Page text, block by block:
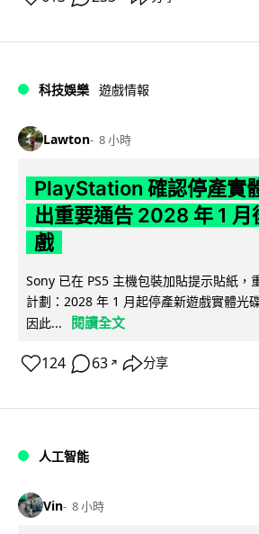
科技娛樂 遊戲情報
Lawton 8 小時
PlayStation 確認停產實
出重要通告 2028 年 1 月
戲
Sony 已在 PS5 主機包裝加貼提示貼紙，
計劃：2028 年 1 月起停產新遊戲實體光
因此...
閱讀全文
124 63 ↗ 分享
人工智能
Vin 8 小時